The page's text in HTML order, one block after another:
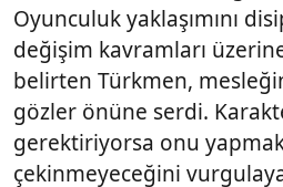
Oyunculuk yaklaşımını
değişim kavramları
belirten Türkmen,
gözler önüne serdi.
gerektiriyorsa onu
çekinmeyeceğini